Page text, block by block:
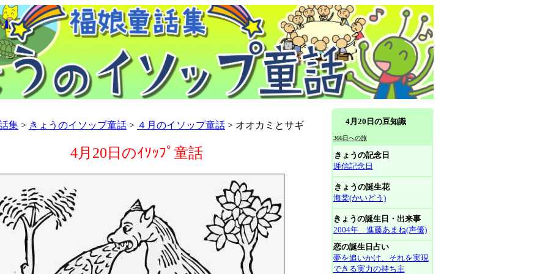
集 > きょうのイソップ童話 > ４月のイソップ童話 > オオカミとサギ
4月20日のｲｿｯﾌﾟ童話
4月20日の豆知識
366日への旅
きょうの記念日
逓信記念日
きょうの誕生花
海棠(かいどう)
きょうの誕生日・出来事
2004年 進藤あまね(声優)
恋の誕生日占い
夢を追いかけ、それを実現
できる実力の持ち主